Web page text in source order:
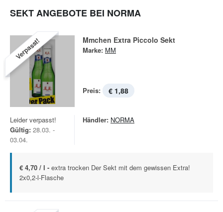
SEKT ANGEBOTE BEI NORMA
Verpasst! Mmchen Extra Piccolo Sekt
Marke: MM
Preis: € 1,88
Leider verpasst!
Gültig: 28.03. -
03.04.
Händler: NORMA
€ 4,70 / l - extra trocken Der Sekt mit dem gewissen Extra!
2x0,2-l-Flasche